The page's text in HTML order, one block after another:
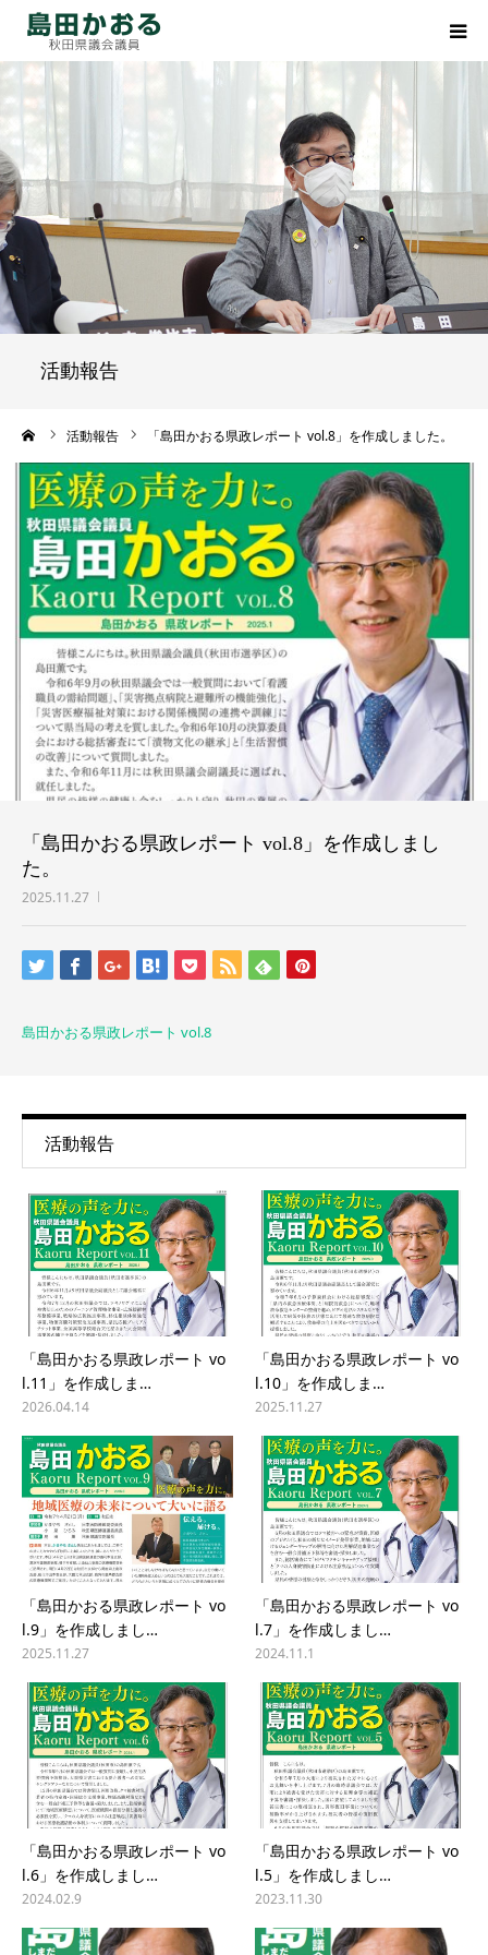
活動報告
活動報告 「島田かおる県政レポート vol.8」を作成しました。
「島田かおる県政レポート vol.8」を作成しまし
た。
2025.11.27
島田かおる県政レポート vol.8
活動報告
「島田かおる県政レポート vo
l.11」を作成しま…
2026.04.14
「島田かおる県政レポート vo
l.10」を作成しま…
2025.11.27
「島田かおる県政レポート vo
l.9」を作成しまし…
2025.11.27
「島田かおる県政レポート vo
l.7」を作成しまし…
2024.11.1
「島田かおる県政レポート vo
l.6」を作成しまし…
2024.02.9
「島田かおる県政レポート vo
l.5」を作成しまし…
2023.11.30
活動報告
プロフィール